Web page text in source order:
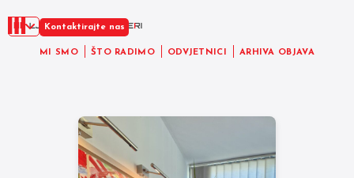
MI SMO ŠTO RADIMO ODVJETNICI ARHIVA OBJAVA
Kontaktirajte nas